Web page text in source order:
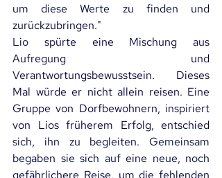
um diese Werte zu finden und
zurückzubringen."
Lio spürte eine Mischung aus
Aufregung und
Verantwortungsbewusstsein. Dieses
Mal würde er nicht allein reisen. Eine
Gruppe von Dorfbewohnern, inspiriert
von Lios früherem Erfolg, entschied
sich, ihn zu begleiten. Gemeinsam
begaben sie sich auf eine neue, noch
gefährlichere Reise, um die fehlenden